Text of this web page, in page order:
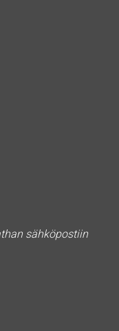
sähköpostiin